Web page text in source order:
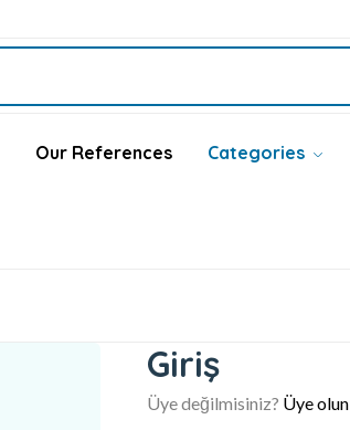
Our References Categories
Giriş
Üye değilmisiniz? Üye olun